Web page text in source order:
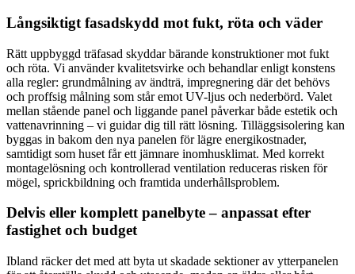
Långsiktigt fasadskydd mot fukt, röta och väder
Rätt uppbyggd träfasad skyddar bärande konstruktioner mot fukt
och röta. Vi använder kvalitetsvirke och behandlar enligt konstens
alla regler: grundmålning av ändträ, impregnering där det behövs
och proffsig målning som står emot UV-ljus och nederbörd. Valet
mellan stående panel och liggande panel påverkar både estetik och
vattenavrinning – vi guidar dig till rätt lösning. Tilläggsisolering kan
byggas in bakom den nya panelen för lägre energikostnader,
samtidigt som huset får ett jämnare inomhusklimat. Med korrekt
montagelösning och kontrollerad ventilation reduceras risken för
mögel, sprickbildning och framtida underhållsproblem.
Delvis eller komplett panelbyte – anpassat efter
fastighet och budget
Ibland räcker det med att byta ut skadade sektioner av ytterpanelen